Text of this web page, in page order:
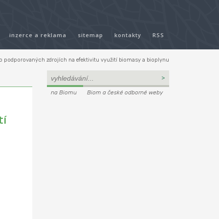
inzerce a reklama sitemap kontakty RSS
podporovaných zdrojích na efektivitu využití biomasy a bioplynu
na Biomu Biom a české odborné weby